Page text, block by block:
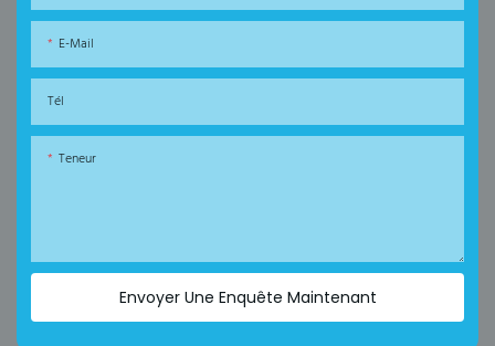
E-Mail
Tél
Teneur
Envoyer Une Enquête Maintenant